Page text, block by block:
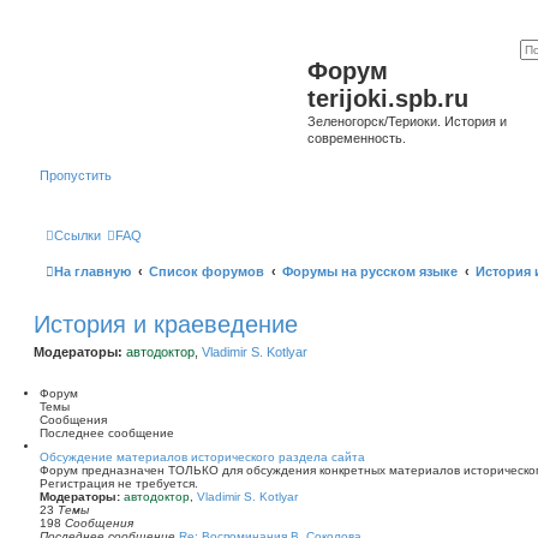
Форум
terijoki.spb.ru
Зеленогорск/Териоки. История и
современность.
Пропустить
Ссылки FAQ
На главную Список форумов Форумы на русском языке История
История и краеведение
Модераторы: автодоктор Vladimir S. Kotlyar
Форум
Темы
Сообщения
Последнее сообщение
Обсуждение материалов исторического раздела сайта
Форум предназначен ТОЛЬКО для обсуждения конкретных материалов
Регистрация не требуется.
Модераторы: автодоктор Vladimir S. Kotlyar
23 Темы
198 Сообщения